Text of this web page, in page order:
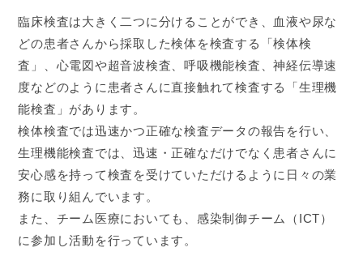
臨床検査は大きく二つに分けることができ、血液や尿な
どの患者さんから採取した検体を検査する「検体検
査」、心電図や超音波検査、呼吸機能検査、神経伝導速
度などのように患者さんに直接触れて検査する「生理機
能検査」があります。
検体検査では迅速かつ正確な検査データの報告を行い、
生理機能検査では、迅速・正確なだけでなく患者さんに
安心感を持って検査を受けていただけるように日々の業
務に取り組んでいます。
また、チーム医療においても、感染制御チーム（ICT）
に参加し活動を行っています。